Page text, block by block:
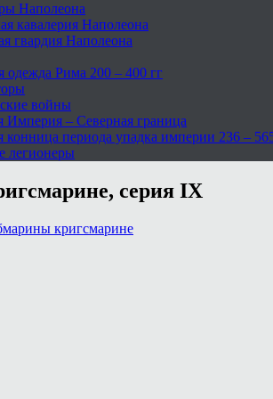
Наполеона
кавалерия Наполеона
гвардия Наполеона
одежда Рима 200 – 400 гг
войны
Империя – Северная граница
конница периода упадка империи 236 –
легионеры
серия IX
кригсмарине